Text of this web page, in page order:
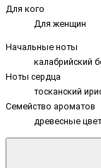
Для кого
Для женщин
Начальные ноты
калабрийский
Ноты сердца
тосканский
Семейство ароматов
древесные